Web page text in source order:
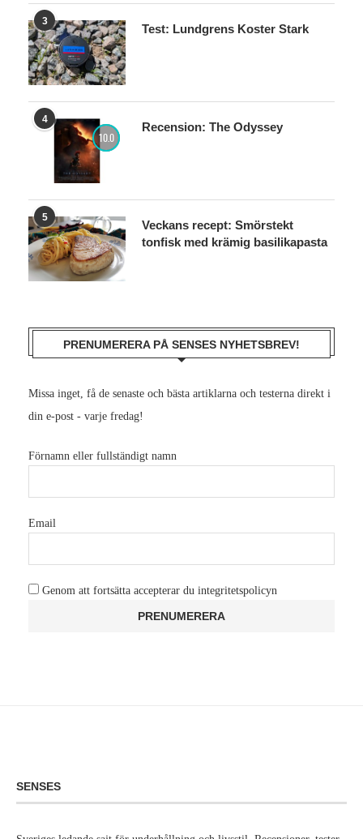
3
Test: Lundgrens Koster Stark
4
10.0
Recension: The Odyssey
5
Veckans recept: Smörstekt
tonfisk med krämig basilikapasta
PRENUMERERA PÅ SENSES NYHETSBREV!
Missa inget, få de senaste och bästa artiklarna och testerna direkt i
din e-post - varje fredag!
Förnamn eller fullständigt namn
Email
Genom att fortsätta accepterar du integritetspolicyn
SENSES